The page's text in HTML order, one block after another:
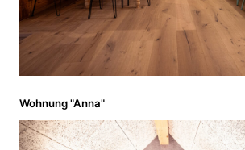
Wohnung "Anna"